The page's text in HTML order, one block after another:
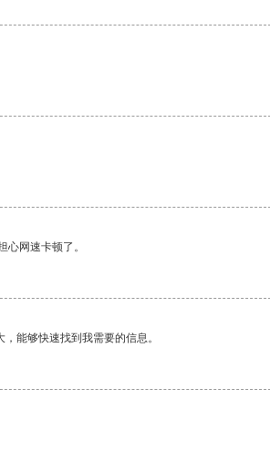
网速卡顿了。
能够快速找到我需要的信息。